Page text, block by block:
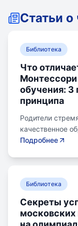
Статьи
Библиотека
Что
обучения: 3
принципа
Родители
качественное
лучшего
школа
эксперименты и
погружения для
Подробнее
Библиотека
Секреты